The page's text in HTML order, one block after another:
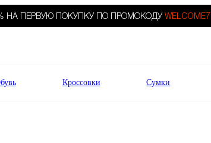
НА ПЕРВУЮ ПОКУПКУ ПО ПРОМОКОДУ WELCOME7.
Кроссовки Сумки